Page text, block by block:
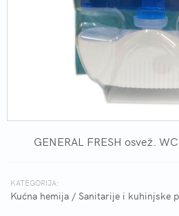
GENERAL FRESH osvež.
KATEGORIJA:
Kućna hemija / Sanitarije i kuhinjske